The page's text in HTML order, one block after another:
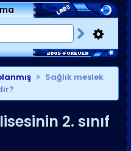
Sağlık meslek
2. sınıf